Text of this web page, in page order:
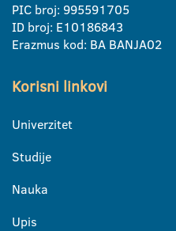
PIC broj: 995591705
ID broj: E10186843
Erazmus kod: BA BANJA02
Korisni linkovi
Univerzitet
Studije
Nauka
Upis